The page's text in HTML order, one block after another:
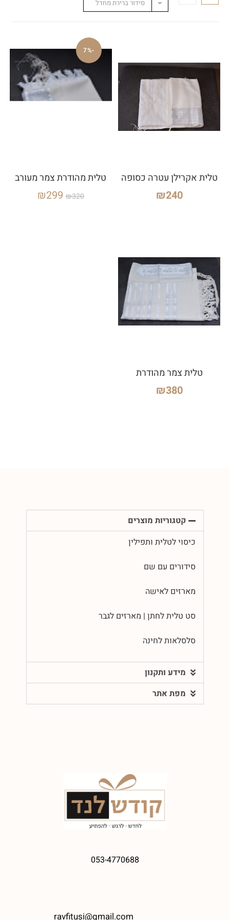
סידור ברירת מחדל
טלית אקרילן עטרה כסופה
₪240
-7%
טלית מהודרת צמר מעורב
₪320
₪299
טלית צמר מהודרת
₪380
קטגוריות מוצרים
כיסוי לטלית ותפילין
סידורים עם שם
מארזים לאישה
סט טלית לחתן | מארזים לגבר
סלסלאות לחינה
מידע ותקנון
מפת אתר
053-4770688